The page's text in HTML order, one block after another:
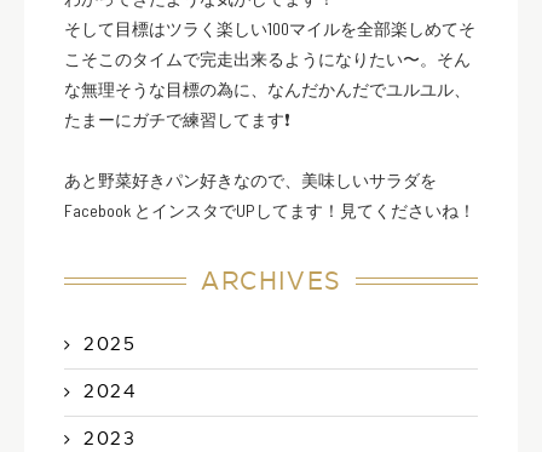
そして目標はツラく楽しい100マイルを全部楽しめてそ
こそこのタイムで完走出来るようになりたい〜。そん
な無理そうな目標の為に、なんだかんだでユルユル、
たまーにガチで練習してます❗️
あと野菜好きパン好きなので、美味しいサラダを
Facebook とインスタでUPしてます！見てくださいね！
ARCHIVES
2025
2024
2023